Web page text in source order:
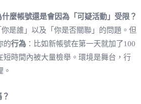
麼帳號還是會因為「可疑活動」受限？
是誰」以及「你是否關聯」的問題。但
的行為 ：比如新帳號在第一天就加了100
短時間內被大量檢舉。環境是舞台，行